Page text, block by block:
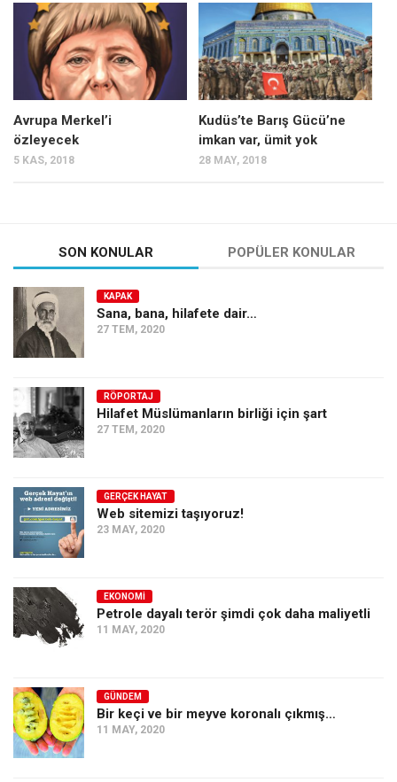
Mehmet Ali Tekin
Abir E. Nahas
Amina S. Jenenkovic
Bağdagül Öz
Esra Elönü
Kategoriler
Kültür Sanat
Kitap
Karisi kitap sualleri
7 soruda bu hafta
Ekonomi
Spor
Sağlık
Gıda-Beslenme
Türkiye
Siyaset
Dünya
Asya
Avrupa Merkel’i
özleyecek
5 KAS, 2018
Kudüs’te Barış Gücü’ne
imkan var, ümit yok
28 MAY, 2018
SON KONULAR POPÜLER KONULAR
KAPAK
Sana, bana, hilafete dair…
27 TEM, 2020
RÖPORTAJ
Hilafet Müslümanların birliği için şart
27 TEM, 2020
GERÇEK HAYAT
Web sitemizi taşıyoruz!
23 MAY, 2020
EKONOMI
Petrole dayalı terör şimdi çok daha maliyetli
11 MAY, 2020
GÜNDEM
Bir keçi ve bir meyve koronalı çıkmış…
11 MAY, 2020